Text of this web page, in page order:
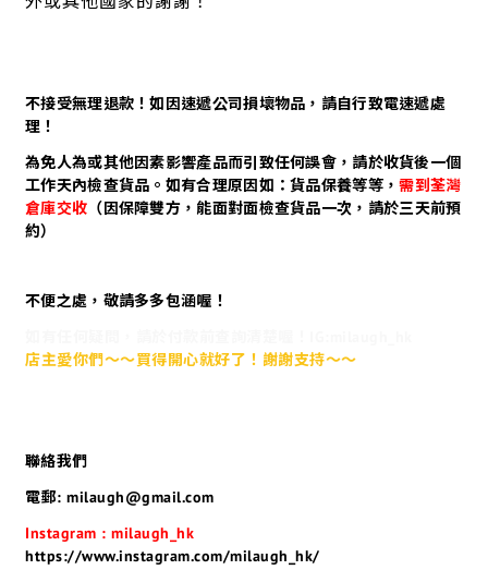
不接受無理退款！如因速遞公司損壞物品，請自行致電速遞處
理！
為免人為或其他因素影響產品而引致任何誤會，請於收貨後一個
工作天內檢查貨品。如有合理原因如：貨品保養等等，需到荃灣
倉庫交收 （因保障雙方，能面對面檢查貨品一次，請於三天前預
約）
不便之處，敬請多多包涵喔！
店主愛你們～～買得開心就好了！謝謝支持～～
聯絡我們
電郵: milaugh@gmail.com
Instagram : milaugh_hk
https://www.instagram.com/milaugh_hk/